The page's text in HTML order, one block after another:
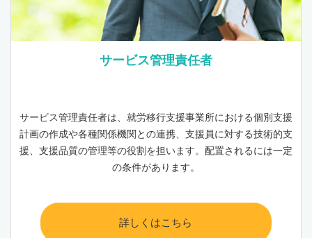
サービス管理責任者
サービス管理責任者は、就労移行支援事業所における個別支援
計画の作成や各種関係機関との連携、支援員に対する技術的支
援、支援品質の管理等の役割を担います。配置されるには一定
の条件があります。
詳しくはこちら